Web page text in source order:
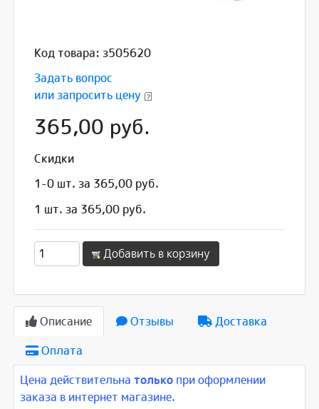
Код товара: з505620
Задать вопрос
или запросить цену
365,00 руб.
Скидки
1-0 шт. за 365,00 руб.
1 шт. за 365,00 руб.
Добавить в корзину
Описание Отзывы
Доставка
Оплата
Цена действительнатолько при оформлении
заказа в интернет магазине.